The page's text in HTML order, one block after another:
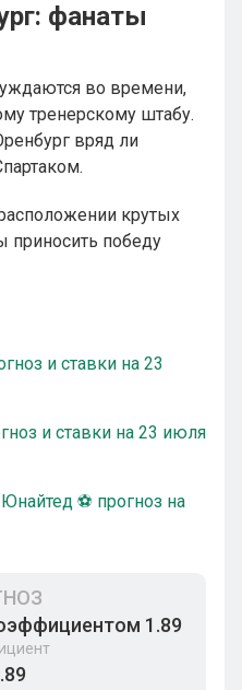
фанаты
во времени,
тренерскому штабу.
вряд ли
крутых
приносить победу
и ставки на 23
и ставки на 23 июля
⚽ прогноз на
1.89